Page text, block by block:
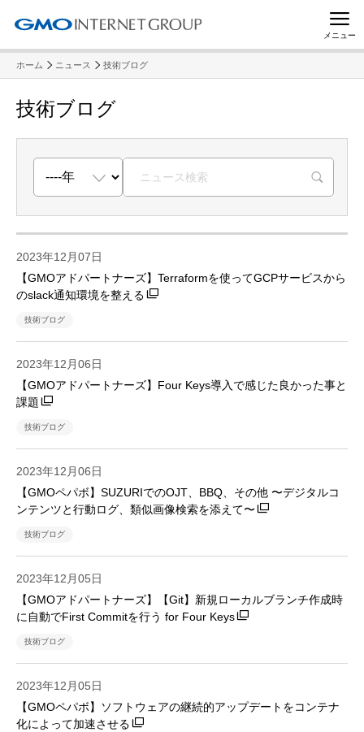
メニュー
ホーム ニュース 技術ブログ
技術ブログ
2023年12月07日
【GMOアドパートナーズ】Terraformを使ってGCPサービスから
のslack通知環境を整える
技術ブログ
2023年12月06日
【GMOアドパートナーズ】Four Keys導入で感じた良かった事と
課題
技術ブログ
2023年12月06日
【GMOペパボ】SUZURIでのOJT、BBQ、その他 〜デジタルコ
ンテンツと行動ログ、類似画像検索を添えて〜
技術ブログ
2023年12月05日
【GMOアドパートナーズ】【Git】新規ローカルブランチ作成時
に自動でFirst Commitを行う for Four Keys
技術ブログ
2023年12月05日
【GMOペパボ】ソフトウェアの継続的アップデートをコンテナ
化によって加速させる